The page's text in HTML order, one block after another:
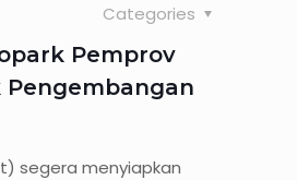
Categories
Pemprov
Pengembangan
segera menyiapkan